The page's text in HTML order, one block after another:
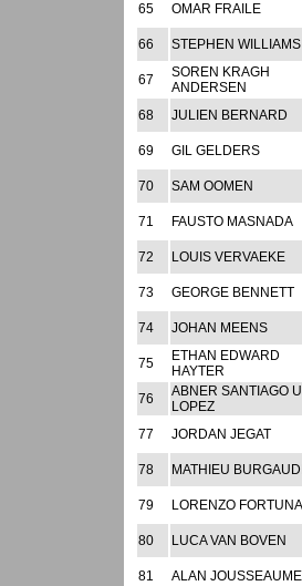
65 OMAR FRAILE
66 STEPHEN WILLIAMS
67
SOREN KRAGH
ANDERSEN
68
JULIEN BERNARD
69 GIL GELDERS
70 SAM OOMEN
71 FAUSTO MASNADA
72 LOUIS VERVAEKE
73 GEORGE BENNETT
74 JOHAN MEENS
75
ETHAN EDWARD
HAYTER
76
ABNER SANTIAGO
LOPEZ
77
JORDAN JEGAT
78 MATHIEU
79 LORENZO
80 LUCA VAN BOVEN
81 ALAN JOUSSEAUME